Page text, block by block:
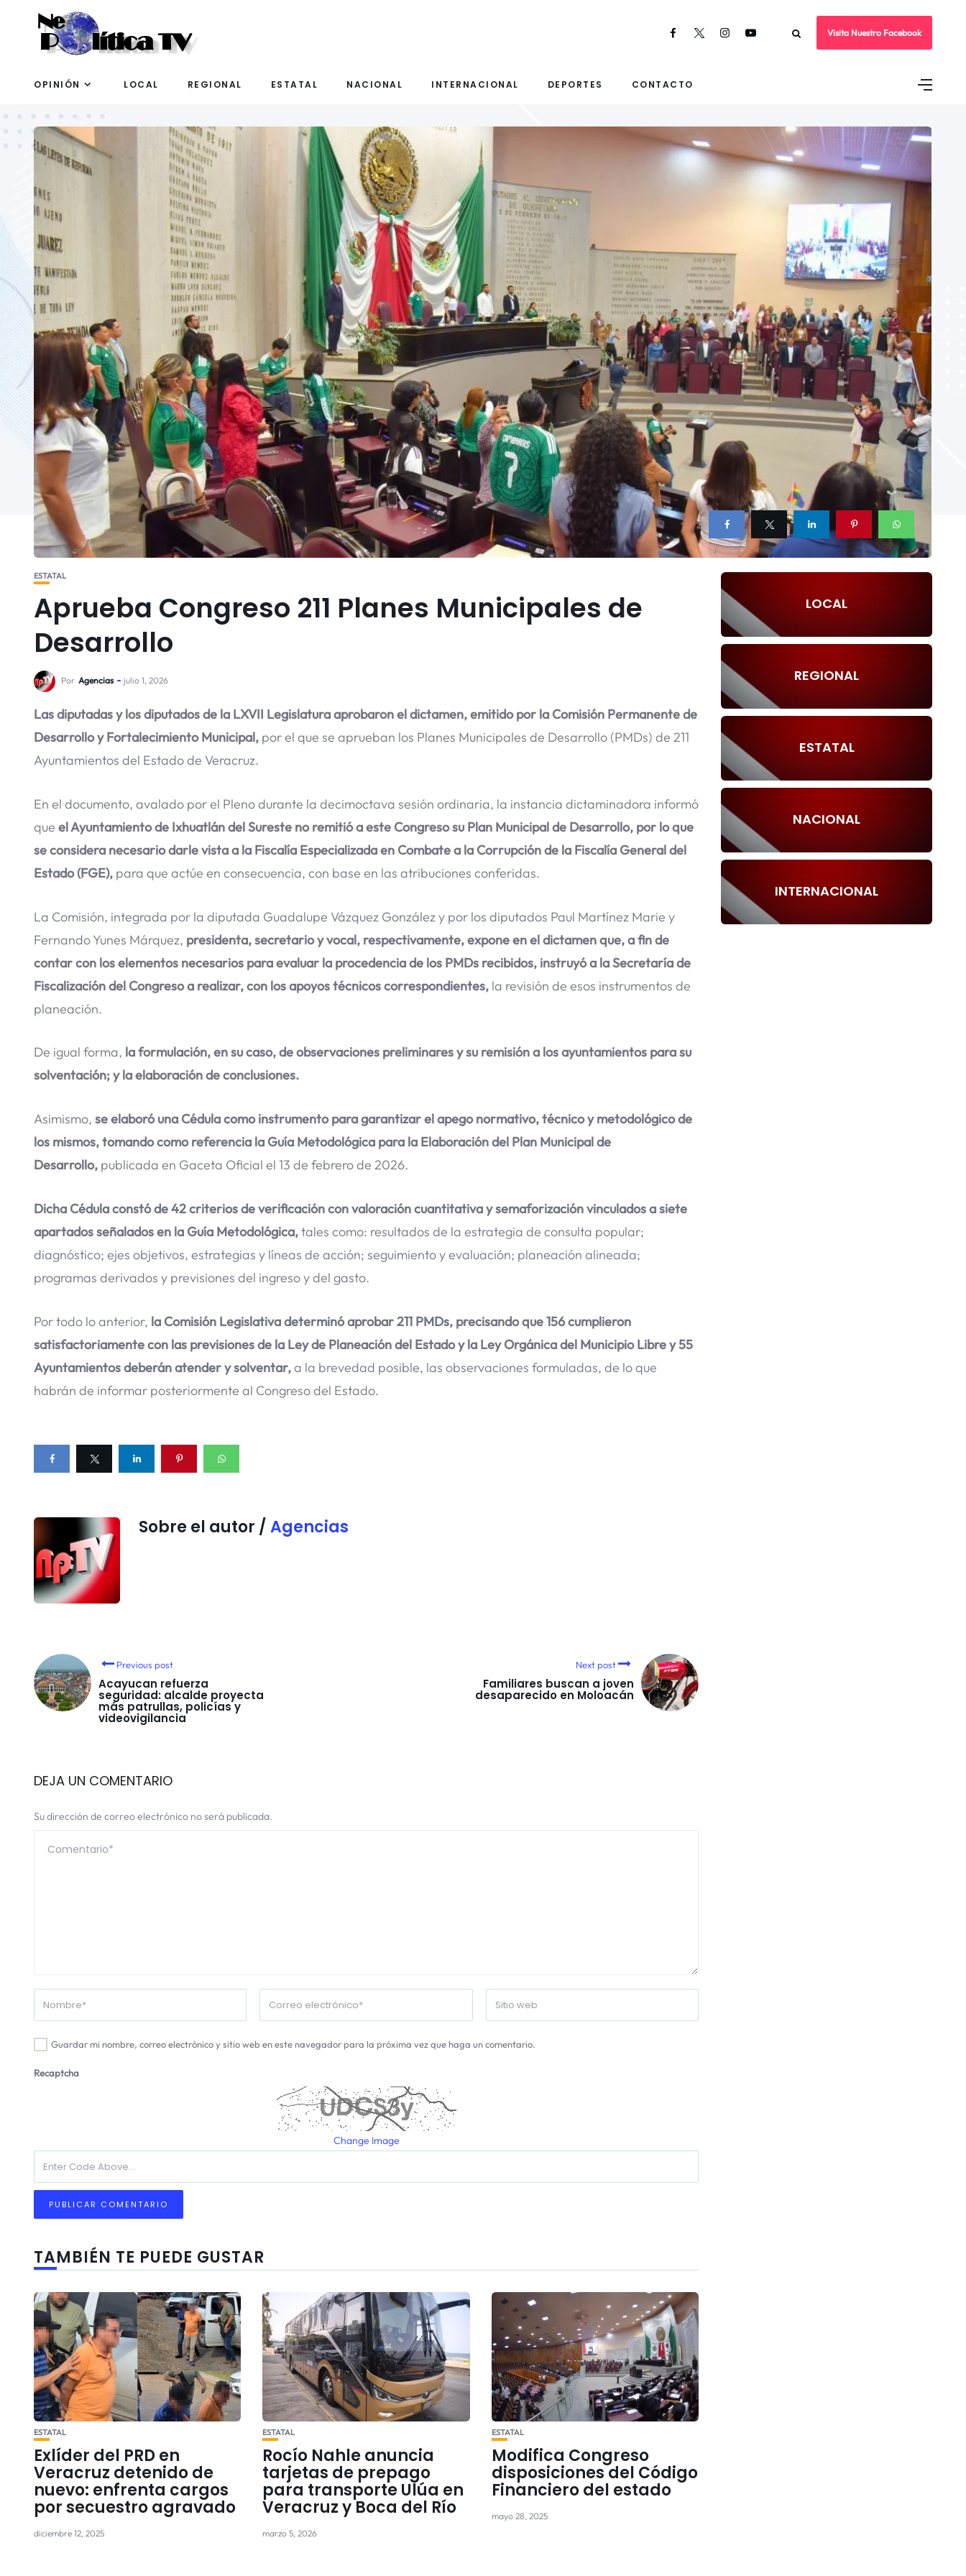
Visita Nuestro Facebook
OPINIÓN LOCAL REGIONAL ESTATAL NACIONAL INTERNACIONAL DEPORTES CONTACTO
ESTATAL
Aprueba Congreso 211 Planes Municipales de
Desarrollo
Por Agencias julio 1, 2026
Las diputadas y los diputados de la LXVII Legislatura aprobaron el dictamen, emitido por la Comisión Permanente de
Desarrollo y Fortalecimiento Municipal, por el que se aprueban los Planes Municipales de Desarrollo (PMDs) de 211
Ayuntamientos del Estado de Veracruz.
En el documento, avalado por el Pleno durante la decimoctava sesión ordinaria, la instancia dictaminadora informó
que el Ayuntamiento de Ixhuatlán del Sureste no remitió a este Congreso su Plan Municipal de Desarrollo, por lo que
se considera necesario darle vista a la Fiscalía Especializada en Combate a la Corrupción de la Fiscalía General del
Estado (FGE), para que actúe en consecuencia, con base en las atribuciones conferidas.
La Comisión, integrada por la diputada Guadalupe Vázquez González y por los diputados Paul Martínez Marie y
Fernando Yunes Márquez, presidenta, secretario y vocal, respectivamente, expone en el dictamen que, a fin de
contar con los elementos necesarios para evaluar la procedencia de los PMDs recibidos, instruyó a la Secretaría de
Fiscalización del Congreso a realizar, con los apoyos técnicos correspondientes, la revisión de esos instrumentos de
planeación.
De igual forma, la formulación, en su caso, de observaciones preliminares y su remisión a los ayuntamientos para su
solventación; y la elaboración de conclusiones.
Asimismo, se elaboró una Cédula como instrumento para garantizar el apego normativo, técnico y metodológico de
los mismos, tomando como referencia la Guía Metodológica para la Elaboración del Plan Municipal de
Desarrollo, publicada en Gaceta Oficial el 13 de febrero de 2026.
Dicha Cédula constó de 42 criterios de verificación con valoración cuantitativa y semaforización vinculados a siete
apartados señalados en la Guía Metodológica,tales como: resultados de la estrategia de consulta popular;
diagnóstico; ejes objetivos, estrategias y líneas de acción; seguimiento y evaluación; planeación alineada;
programas derivados y previsiones del ingreso y del gasto.
Por todo lo anterior, la Comisión Legislativa determinó aprobar 211 PMDs, precisando que 156 cumplieron
satisfactoriamente con las previsiones de la Ley de Planeación del Estado y la Ley Orgánica del Municipio Libre y 55
Ayuntamientos deberán atender y solventar,a la brevedad posible, las observaciones formuladas, de lo que
habrán de informar posteriormente al Congreso del Estado.
Sobre el autor / Agencias
Previous post
Acayucan refuerza
seguridad: alcalde proyecta
más patrullas, policías y
videovigilancia
Next post
Familiares buscan a joven
desaparecido en Moloacán
DEJA UN COMENTARIO
Su dirección de correo electrónico no será publicada.
Guardar mi nombre, correo electrónico y sitio web en este navegador para la próxima vez que haga un comentario.
Recaptcha
Change Image
TAMBIÉN TE PUEDE GUSTAR
ESTATAL
Exlíder del PRD en
Veracruz detenido de
nuevo: enfrenta cargos
por secuestro agravado
diciembre 12, 2025
ESTATAL
Rocío Nahle anuncia
tarjetas de prepago
para transporte Ulúa en
Veracruz y Boca del Río
marzo 5, 2026
ESTATAL
Modifica Congreso
disposiciones del Código
Financiero del estado
mayo 28, 2025
LOCAL
REGIONAL
ESTATAL
NACIONAL
INTERNACIONAL